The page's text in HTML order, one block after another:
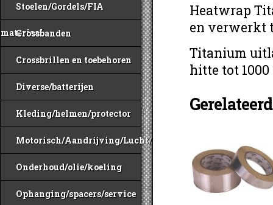
Stoelen/Gordels/FIA
materiaal
Crossbanden
Crossbrillen en toebehoren
Diverse/batterijen
Kleding/helmen/protector
Motorisch/Aandrijving/Lucht/Benzine
Onderhoud/olie/koeling
Ophanging/spacers/service
Heatwrap
en verwerkt
Titanium
hitte tot 1000